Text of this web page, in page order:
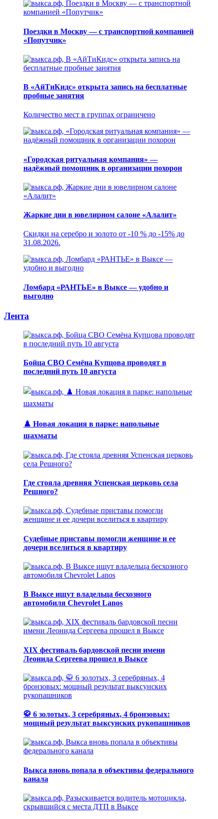
Поездки в Москву — с транспортной компанией
«Попутчик»
В «АйТиКидс» открыта запись на бесплатные
пробные занятия
Количество мест в группах ограничено
«Городская ритуальная компания» —
надёжный помощник в организации похорон
Жаркие дни в ювелирном салоне «Алалит»
Скидки на серебро и золото от -10 % до -15% до
31.08.2026.
Ломбард «РАНТЬЕ» в Выксе — удобно и
выгодно
Лента
Бойца СВО Семёна Купцова проводят в
последний путь 10 августа
♟️ Новая локация в парке: напольные
шахматы
Где стояла древняя Успенская церковь села
Решного?
Судебные приставы помогли женщине и ее
дочери вселиться в квартиру
В Выксе ищут владельца бесхозного
автомобиля Chevrolet Lanos
XIX фестиваль бардовской песни имени
Леонида Сергеева прошел в Выксе
🥋 6 золотых, 3 серебряных, 4 бронзовых:
мощный результат выксунских рукопашников
Выкса вновь попала в объективы федерального
канала